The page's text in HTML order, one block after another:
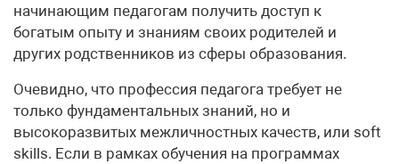
начинающим педагогам получить доступ к
богатым опыту и знаниям своих родителей и
других родственников из сферы образования.
Очевидно, что профессия педагога требует не
только фундаментальных знаний, но и
высокоразвитых межличностных качеств, или soft
skills. Если в рамках обучения на программах